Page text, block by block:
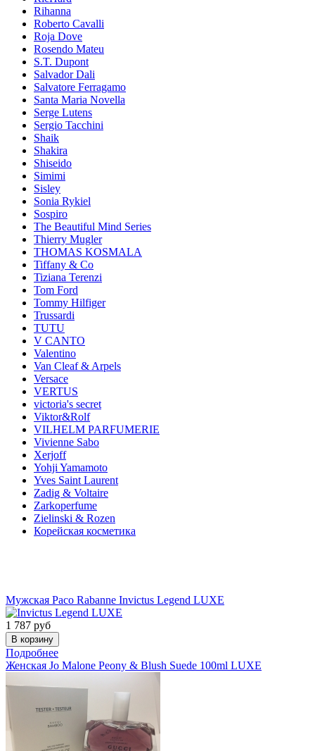
Rihanna
Roberto Cavalli
Roja Dove
Rosendo Mateu
S.T. Dupont
Salvador Dali
Salvatore Ferragamo
Santa Maria Novella
Serge Lutens
Sergio Tacchini
Shaik
Shakira
Shiseido
Simimi
Sisley
Sonia Rykiel
Sospiro
The Beautiful Mind Series
Thierry Mugler
THOMAS KOSMALA
Tiffany & Co
Tiziana Terenzi
Tom Ford
Tommy Hilfiger
Trussardi
TUTU
V CANTO
Valentino
Van Cleaf & Arpels
Versace
VERTUS
victoria's secret
Viktor&Rolf
VILHELM PARFUMERIE
Vivienne Sabo
Xerjoff
Yohji Yamamoto
Yves Saint Laurent
Zadig & Voltaire
Zarkoperfume
Zielinski & Rozen
Корейская косметика
Мужская Paco Rabanne Invictus Legend LUXE
1 787 руб
Подробнее
Женская Jo Malone Peony & Blush Suede 100ml LUXE